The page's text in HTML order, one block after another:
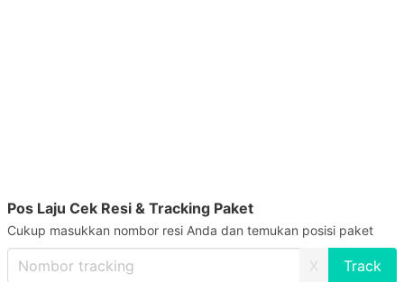
Pos Laju Cek Resi & Tracking Paket
Cukup masukkan nombor resi Anda dan temukan posisi paket
X